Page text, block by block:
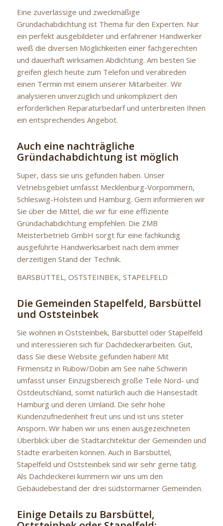
Eine zuverlässige und zweckmäßige
Gründachabdichtung ist Thema für den Experten. Nur
ein perfekt ausgebildeter und erfahrener Handwerker
weiß die diversen Möglichkeiten einer fachgerechten
und dauerhaft wirksamen Abdichtung. Am besten Sie
greifen gleich heute zum Telefon und verabreden
einen Termin mit einem unserer Mitarbeiter. Wir
analysieren unverzüglich und unkompliziert den
erforderlichen Reparaturbedarf und unterbreiten Ihnen
ein entsprechendes Angebot.
Auch eine nachträgliche
Gründachabdichtung ist möglich
Super, dass sie uns gefunden haben. Unser
Vetriebsgebiet umfasst Mecklenburg-Vorpommern,
Schleswig-Holstein und Hamburg. Gern informieren wir
Sie über die Mittel, die wir für eine effiziente
Gründachabdichtung empfehlen. Die ZMB
Meisterbetrieb GmbH sorgt für eine fachkundig
ausgeführte Handwerksarbeit nach dem immer
derzeitigen Stand der Technik.
BARSBÜTTEL, OSTSTEINBEK, STAPELFELD
Die Gemeinden Stapelfeld, Barsbüttel
und Oststeinbek
Sie wohnen in Oststeinbek, Barsbüttel oder Stapelfeld
und interessieren sich für Dachdeckerarbeiten. Gut,
dass Sie diese Website gefunden haben! Mit
Firmensitz in Rubow/Dobin am See nahe Schwerin
umfasst unser Einzugsbereich große Teile Nord- und
Ostdeutschland, somit natürlich auch die Hansestadt
Hamburg und deren Umland. Die sehr hohe
Kundenzufriedenheit freut uns und ist uns steter
Ansporn. Wir haben wir uns einen ausgezeichneten
Überblick über die Stadtarchitektur der Gemeinden und
Städte erarbeiten können. Auch in Barsbüttel,
Stapelfeld und Oststeinbek sind wir sehr gerne tätig.
Als Dachdeckerei kümmern wir uns um den
Gebäudebestand der drei südstormarner Gemeinden.
Einige Details zu Barsbüttel,